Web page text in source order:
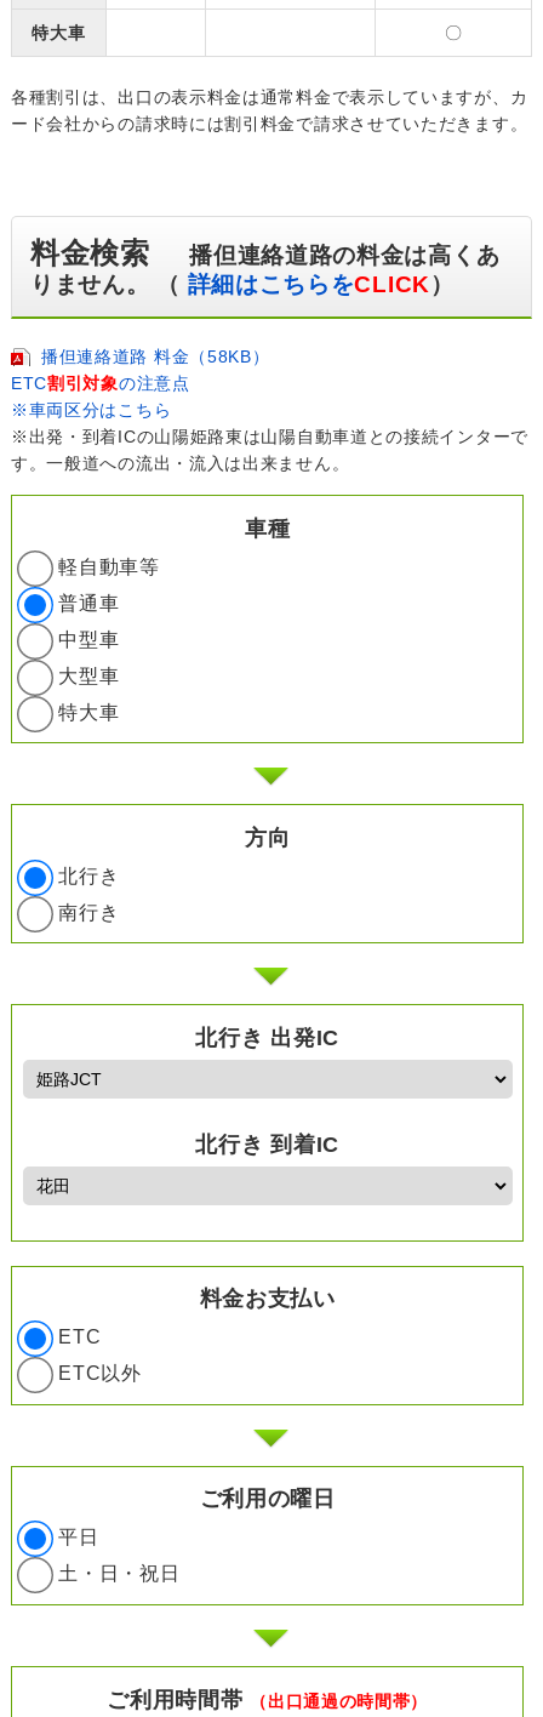
特大車 〇
各種割引は、出口の表示料金は通常料金で表示していますが、カ
ード会社からの請求時には割引料金で請求させていただきます。
料金検索播但連絡道路の料金は高くあ
りません。 （ 詳細はこちらをCLICK ）
播但連絡道路 料金（58KB）
ETC割引対象の注意点
※車両区分はこちら
※出発・到着ICの山陽姫路東は山陽自動車道との接続インターで
す。一般道への流出・流入は出来ません。
車種
軽自動車等
普通車
中型車
大型車
特大車
方向
北行き
南行き
北行き 出発IC
北行き 到着IC
料金お支払い
ETC
ETC以外
ご利用の曜日
平日
土・日・祝日
ご利用時間帯 （出口通過の時間帯）